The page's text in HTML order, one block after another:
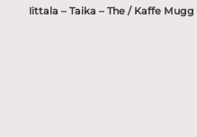
Iittala – Taika – The / Kaffe